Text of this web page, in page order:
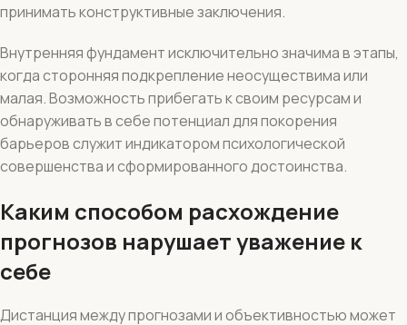
принимать конструктивные заключения.
Внутренняя фундамент исключительно значима в этапы,
когда сторонняя подкрепление неосуществима или
малая. Возможность прибегать к своим ресурсам и
обнаруживать в себе потенциал для покорения
барьеров служит индикатором психологической
совершенства и сформированного достоинства.
Каким способом расхождение
прогнозов нарушает уважение к
себе
Дистанция между прогнозами и объективностью может